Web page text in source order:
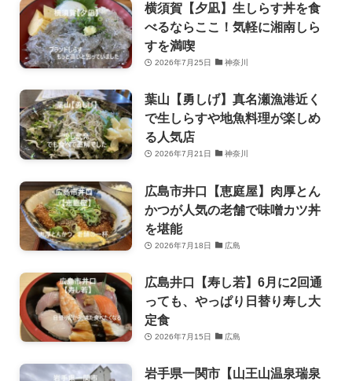
横須賀【夕凪】生しらす丼を食
べるならここ！気軽に湘南しら
すを満喫
2026年7月25日 神奈川
葉山【勇しげ】真名瀬漁港近く
で生しらすや地魚料理が楽しめ
る人気店
2026年7月21日 神奈川
広島市井口【恵庭屋】肉厚とん
かつが人気の老舗で味噌カツ丼
を堪能
2026年7月18日 広島
広島井口【寿し若】6月に2回通
っても、やっぱり日替り寿し大
定食
2026年7月15日 広島
岩手県一関市【山王山温泉瑞泉